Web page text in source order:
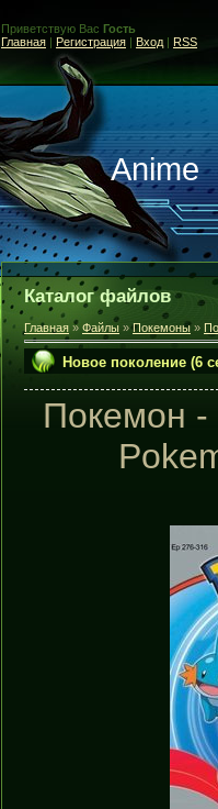
Приветствую Вас Гость
Главная | Регистрация | Вход | RSS
Anime
Каталог файлов
Главная » Файлы »Покемоны »
Новое поколение (6
Покемон